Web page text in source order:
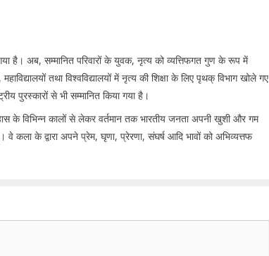
है। अब, सम्मानित परिवारों के युवक, नृत्य को व्यत्तिफगत गुण के रूप में
तथा विश्वविद्यालयों में नृत्य की शिक्षा के लिए पृथक् विभाग खोले गए
पुरस्कारों से भी सम्मानित किया गया है।
के विभिन्न कालों से लेकर वर्तमान तक भारतीय जनता अपनी खुशी और गम
कला के द्वारा अपने प्रेम, घृणा, प्रेरणा, संघर्ष आदि भावों को अभिव्यत्तफ